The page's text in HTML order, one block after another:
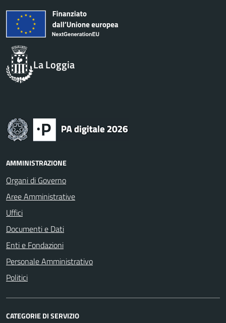
La Loggia
AMMINISTRAZIONE
Organi di Governo
Aree Amministrative
Uffici
Documenti e Dati
Enti e Fondazioni
Personale Amministrativo
Politici
CATEGORIE DI SERVIZIO